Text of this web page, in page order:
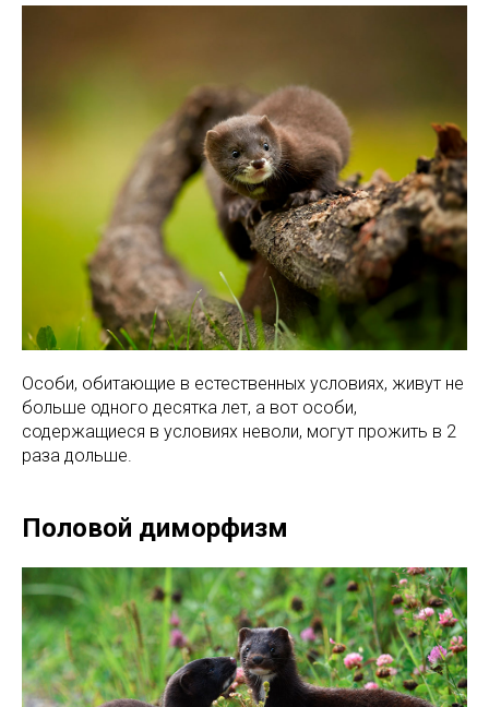
Особи, обитающие в естественных условиях, живут не
больше одного десятка лет, а вот особи,
содержащиеся в условиях неволи, могут прожить в 2
раза дольше.
Половой диморфизм